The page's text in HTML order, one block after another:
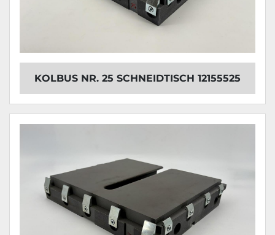
KOLBUS NR. 25 SCHNEIDTISCH 12155525